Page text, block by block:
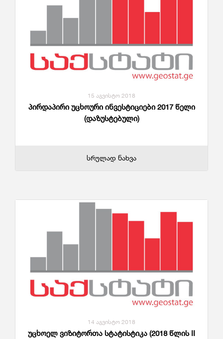
15 აგვისტო 2018
პირდაპირი უცხოური ინვესტიციები 2017 წელი
(დაზუსტებული)
სრულად ნახვა
14 აგვისტო 2018
უცხოელ ვიზიტორთა სტატისტიკა (2018 წლის II